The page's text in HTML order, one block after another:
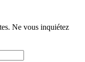
Ne vous inquiétez